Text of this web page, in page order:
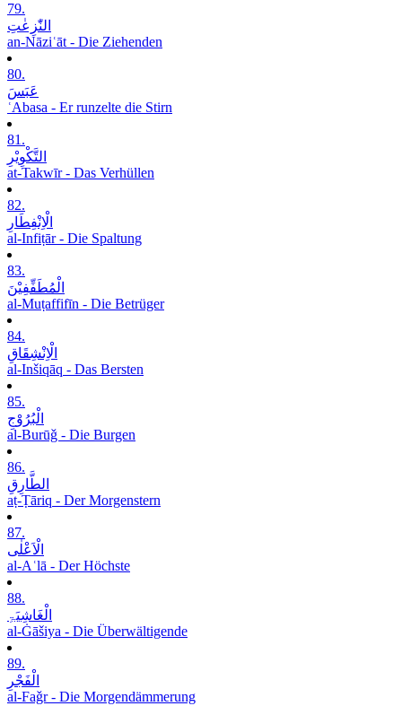
79.
النّٰزِعٰتِ
an-Nāziʿāt - Die Ziehenden
80.
عَبَسَ
ʿAbasa - Er runzelte die Stirn
81.
التَّکْوِیْرِ
at-Takwīr - Das Verhüllen
82.
الْاِنْفِطَارِ
al-Infiṭār - Die Spaltung
83.
الْمُطَفِّفِیْنَ
al-Muṭaffifīn - Die Betrüger
84.
الْاِنْشِقَاقِ
al-Inšiqāq - Das Bersten
85.
الْبُرُوْجِ
al-Burūǧ - Die Burgen
86.
الطَّارِقِ
aṭ-Ṭāriq - Der Morgenstern
87.
الْاَعْلٰی
al-Aʿlā - Der Höchste
88.
الْغَاشِیَۃِ
al-Ġāšiya - Die Überwältigende
89.
الْفَجْرِ
al-Faǧr - Die Morgendämmerung